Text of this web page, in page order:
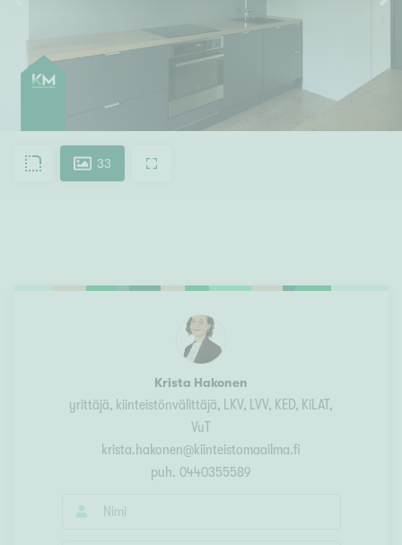
33
Krista Hakonen
yrittäjä, kiinteistönvälittäjä, LKV, LVV, KED, KiLAT,
VuT
krista.hakonen@kiinteistomaailma.fi
puh. 0440355589